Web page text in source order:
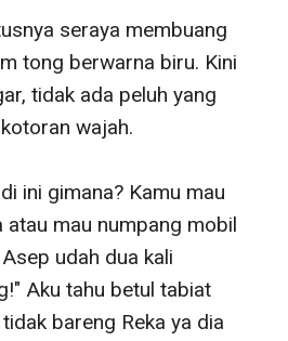
seraya membuang
tong berwarna biru. Kini
tidak ada peluh yang
wajah.
ini gimana? Kamu mau
atau mau numpang mobil
udah dua kali
Aku tahu betul tabiat
bareng Reka ya dia